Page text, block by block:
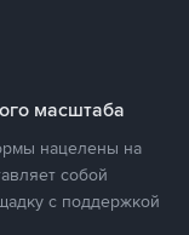
масштаба
нацелены на
собой
с поддержкой